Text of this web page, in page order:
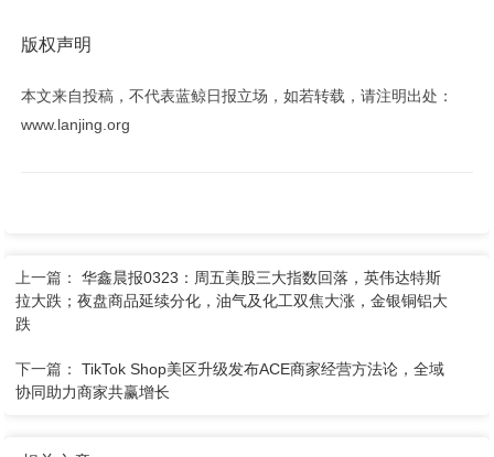
版权声明
本文来自投稿，不代表蓝鲸日报立场，如若转载，请注明出处：
www.lanjing.org
上一篇：华鑫晨报0323：周五美股三大指数回落，英伟达特斯
拉大跌；夜盘商品延续分化，油气及化工双焦大涨，金银铜铝大
跌
下一篇：TikTok Shop美区升级发布ACE商家经营方法论，全域
协同助力商家共赢增长